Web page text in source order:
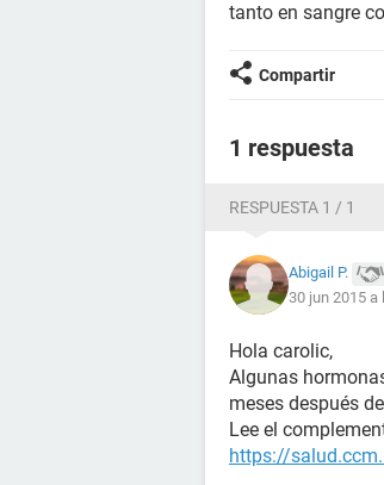
tanto en sangre
Compartir
1 respuesta
RESPUESTA 1 / 1
Abigail P.
30 jun 2015 a
Hola carolic,
Algunas
meses después
Lee el
https://